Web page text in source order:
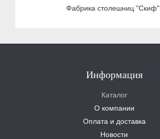
Фабрика столешниц "Скиф"
Информация
Каталог
О компании
Оплата и доставка
Новости